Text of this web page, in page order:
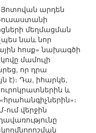
արդեն
մեղմացման
նաև նոր
հոսք» նախագծի
մամուլի
որ դրա
է)։ Դա, իհարկե,
և
վերջին